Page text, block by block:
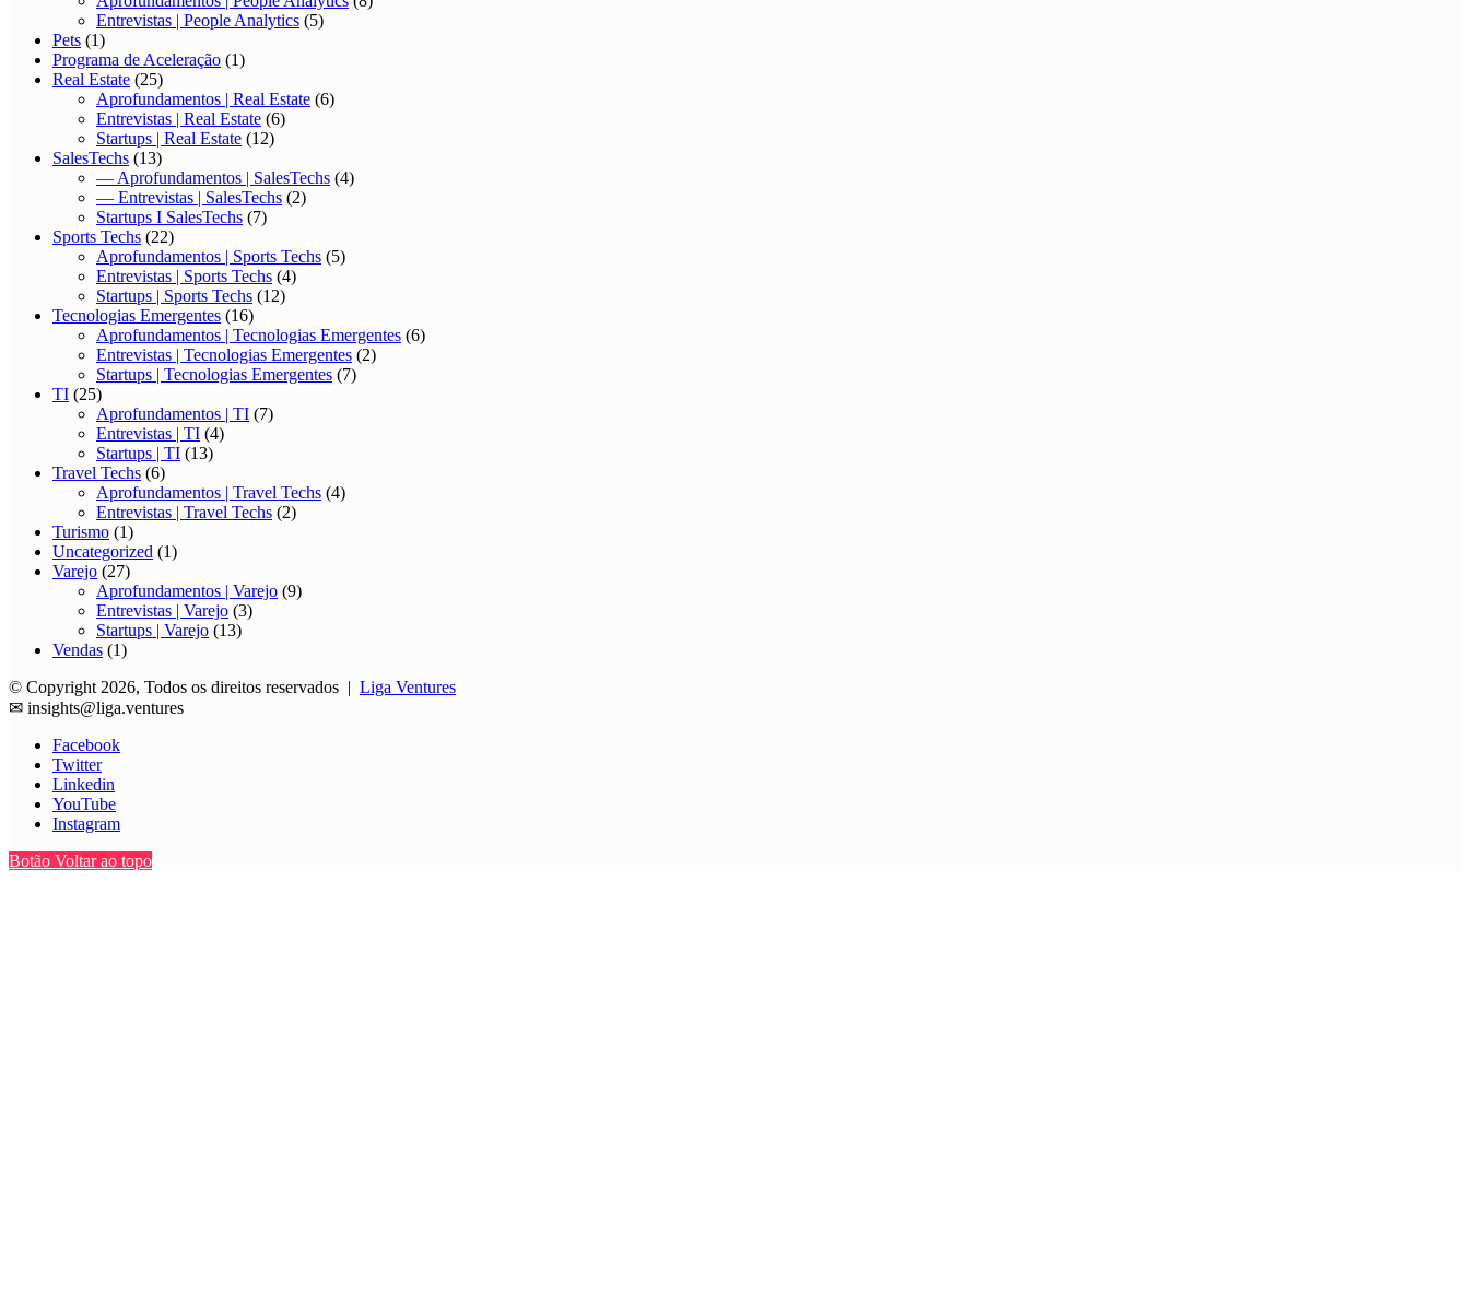
Entrevistas | People Analytics (5)
Pets (1)
Programa de Aceleração (1)
Real Estate (25)
Aprofundamentos | Real Estate (6)
Entrevistas | Real Estate (6)
Startups | Real Estate (12)
SalesTechs (13)
— Aprofundamentos | SalesTechs (4)
— Entrevistas | SalesTechs (2)
Startups I SalesTechs (7)
Sports Techs (22)
Aprofundamentos | Sports Techs (5)
Entrevistas | Sports Techs (4)
Startups | Sports Techs (12)
Tecnologias Emergentes (16)
Aprofundamentos | Tecnologias Emergentes (6)
Entrevistas | Tecnologias Emergentes (2)
Startups | Tecnologias Emergentes (7)
TI (25)
Aprofundamentos | TI (7)
Entrevistas | TI (4)
Startups | TI (13)
Travel Techs (6)
Aprofundamentos | Travel Techs (4)
Entrevistas | Travel Techs (2)
Turismo (1)
Uncategorized (1)
Varejo (27)
Aprofundamentos | Varejo (9)
Entrevistas | Varejo (3)
Startups | Varejo (13)
Vendas (1)
© Copyright 2026, Todos os direitos reservados | Liga Ventures
✉ insights@liga.ventures
Facebook
Twitter
Linkedin
YouTube
Instagram
Botão Voltar ao topo